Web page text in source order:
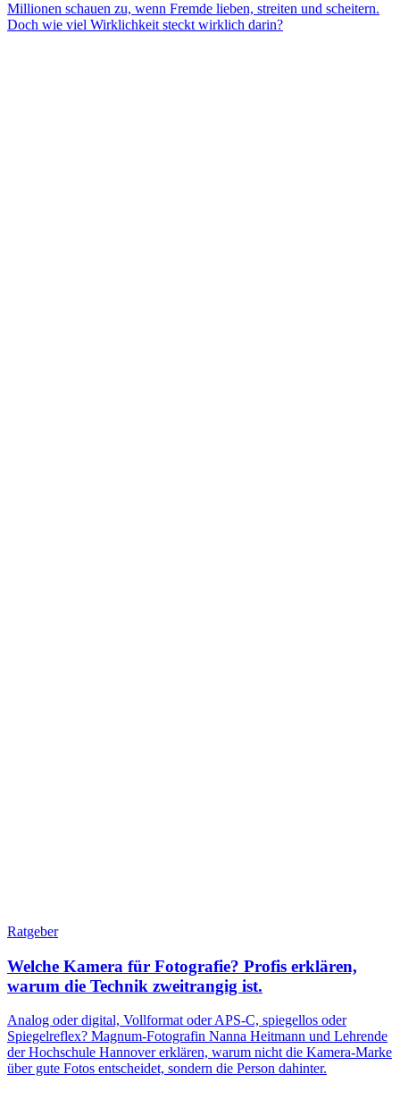
Millionen schauen zu, wenn Fremde lieben, streiten und scheitern.
Doch wie viel Wirklichkeit steckt wirklich darin?
Ratgeber
Welche Kamera für Fotografie? Profis erklären,
warum die Technik zweitrangig ist.
Analog oder digital, Vollformat oder APS-C, spiegellos oder
Spiegelreflex? Magnum-Fotografin Nanna Heitmann und Lehrende
der Hochschule Hannover erklären, warum nicht die Kamera-Marke
über gute Fotos entscheidet, sondern die Person dahinter.